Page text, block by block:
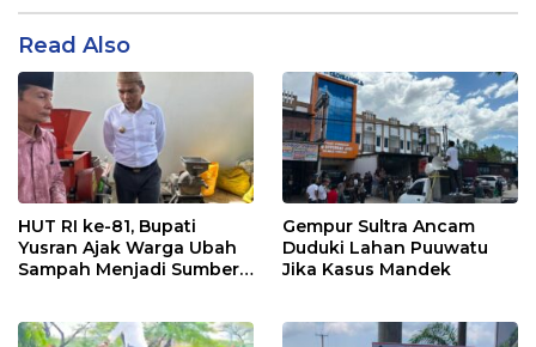
Read Also
HUT RI ke-81, Bupati
Yusran Ajak Warga Ubah
Sampah Menjadi Sumber
Gempur Sultra Ancam
Duduki Lahan Puuwatu
Jika Kasus Mandek